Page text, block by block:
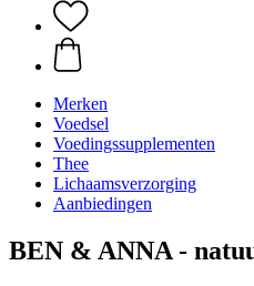
Merken
Voedsel
Voedingssupplementen
Thee
Lichaamsverzorging
Aanbiedingen
BEN & ANNA -